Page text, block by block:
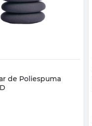
de Poliespuma